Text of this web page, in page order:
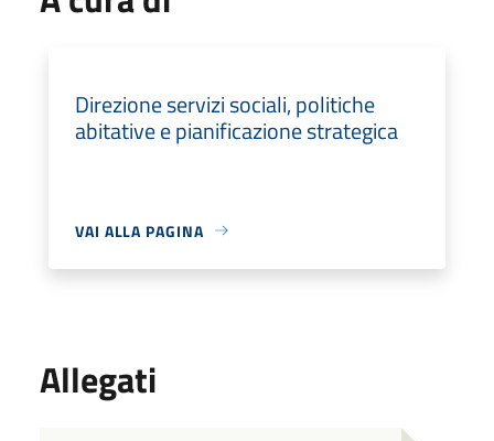
Direzione servizi sociali, politiche
abitative e pianificazione strategica
VAI ALLA PAGINA
Allegati